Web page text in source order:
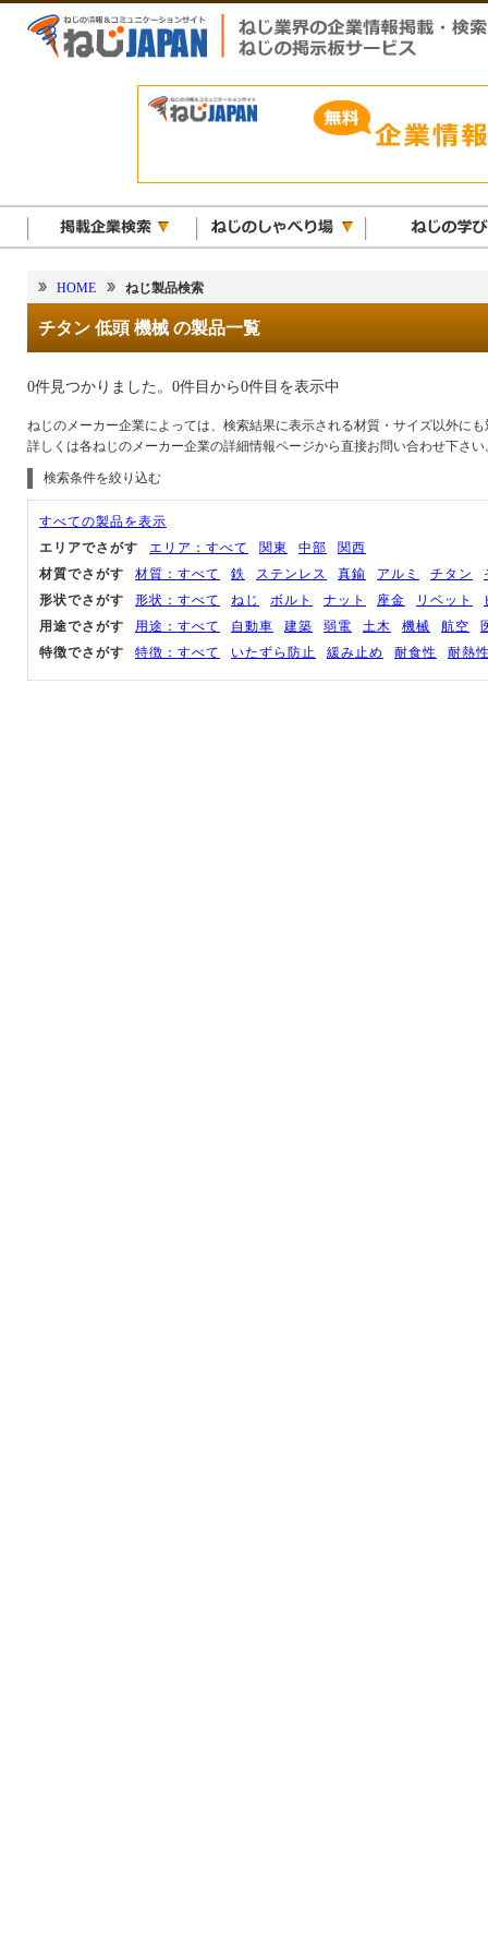
HOME ねじ製品検索
チタン 低頭 機械 の製品一覧
0件見つかりました。0件目から0件目を表示中
ねじのメーカー企業によっては、検索結果に表示される材質・サイズ以外に
詳しくは各ねじのメーカー企業の詳細情報ページから直接お問い合わせ下さい
検索条件を絞り込む
すべての製品を表示
エリアでさがす
エリア：すべて 関東 中部
関西
材質でさがす
材質：すべて 鉄 ステンレス 真鍮 アルミ チタン
形状でさがす
形状：すべて ねじ ボルト ナット 座金 リベット
用途でさがす
用途：すべて 自動車 建築 弱電 土木 機械 航空
特徴でさがす
特徴：すべて いたずら防止 緩み止め 耐食性 耐熱